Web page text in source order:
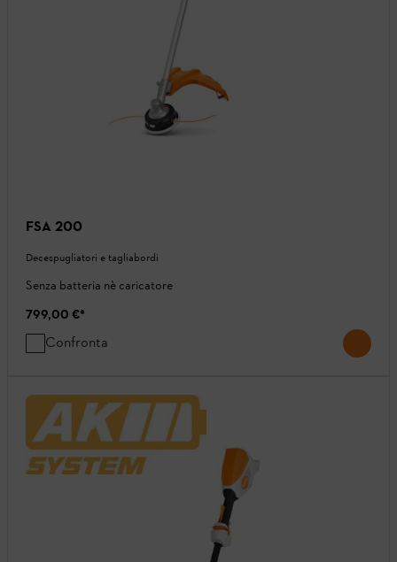
FSA 200
Decespugliatori e tagliabordi
Senza batteria nè caricatore
799,00 €*
Confronta